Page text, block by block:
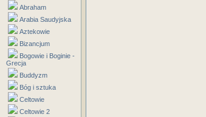
Abraham
Arabia Saudyjska
Aztekowie
Bizancjum
Bogowie i Boginie -
Grecja
Buddyzm
Bóg i sztuka
Celtowie
Celtowie 2